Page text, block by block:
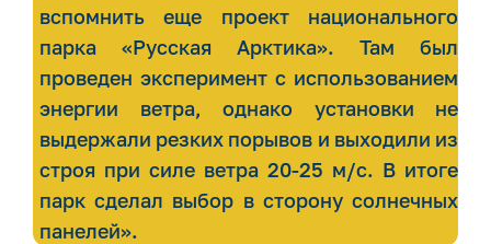
вспомнить еще проект национального
парка «Русская Арктика». Там был
проведен эксперимент с использованием
энергии ветра, однако установки не
выдержали резких порывов и выходили из
строя при силе ветра 20-25 м/с. В итоге
парк сделал выбор в сторону солнечных
панелей».